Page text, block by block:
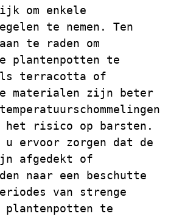
om enkele
te nemen. Ten
te raden om
plantenpotten te
terracotta of
materialen zijn beter
het risico op barsten.
u ervoor zorgen dat de
afgedekt of
naar een beschutte
van strenge
plantenpotten te